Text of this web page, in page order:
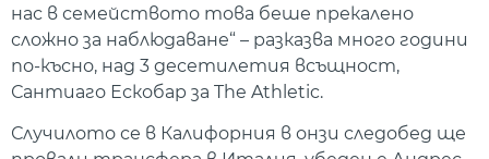
нас в семейството това беше прекалено
сложно за наблюдаване“ – разказва много години
по-късно, над 3 десетилетия всъщност,
Сантиаго Ескобар за The Athletic.
Случилото се в Калифорния в онзи следобед ще